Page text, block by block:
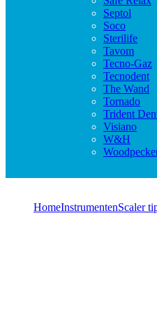
Septol
Soco
Sterilife
Tavom
Tecno-Gaz
Tecnodent
The Wand
Tornado
Trident
Visiano
W&H
HomeInstrumentenScaler